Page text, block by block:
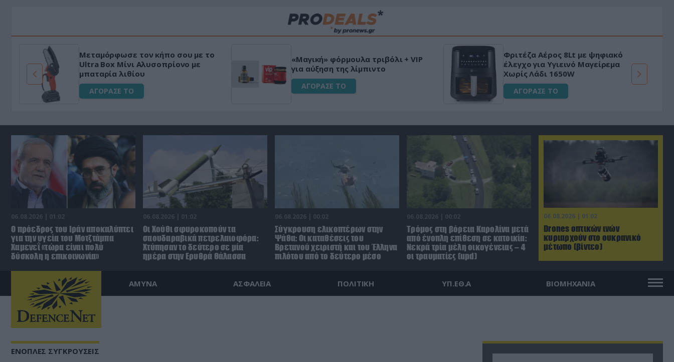
Μεταμόρφωσε τον κήπο σου με το
Ultra Box Μίνι Αλυσοπρίονο με
μπαταρία λιθίου
ΑΓΟΡΑΣΕ ΤΟ
«Μαγική» φόρμουλα τριβόλι + VIP
για αύξηση της λίμπιντο
ΑΓΟΡΑΣΕ ΤΟ
Φριτέζα Αέρος 8Lt με ψηφιακό
έλεγχο για Υγιεινό Μαγείρεμα
Χωρίς Λάδι 1650W
ΑΓΟΡΑΣΕ ΤΟ
06.08.2026 | 01:02
Drones οπτικών ινών
κυριαρχούν στο ουκρανικό
μέτωπο (βίντεο)
06.08.2026 | 01:02
Ο πρόεδρος του Ιράν αποκαλύπτει
για την υγεία του Μοτζτάμπα
Χαμενεΐ «τώρα είναι πολύ
δύσκολη η επικοινωνία»
06.08.2026 | 01:02
Οι Χούθι σφυροκοπούν τα
σαουδαραβικά πετρελαιοφόρα:
Χτύπησαν το δεύτερο σε μία
ημέρα στην Ερυθρά Θάλασσα
06.08.2026 | 00:02
Σύγκρουση ελικοπτέρων στην
Ψάθα: Οι καταθέσεις του
Βρετανού χειριστή και του Έλληνα
πιλότου από το δεύτερο μέσο
06.08.2026 | 00:02
Τρόμος στη βόρεια Καρολίνα μετά
από ένοπλη επίθεση σε κατοικία:
Νεκρά τρία μέλη οικογένειας – 4
οι τραυματίες (upd)
ΑΜΥΝΑ ΑΣΦΑΛΕΙΑ ΠΟΛΙΤΙΚΗ ΥΠ.ΕΘ.Α ΒΙΟΜΗΧΑΝΙΑ
ΕΝΟΠΛΕΣ ΣΥΓΚΡΟΥΣΕΙΣ